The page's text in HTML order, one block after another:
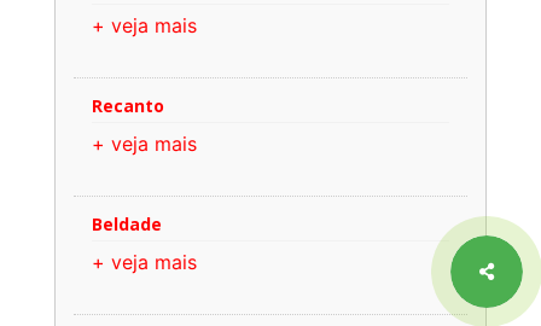
+ veja mais
Recanto
+ veja mais
Beldade
+ veja mais